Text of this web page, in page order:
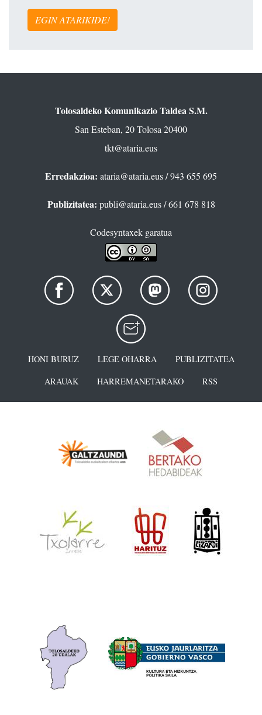
EGIN ATARIKIDE!
Tolosaldeko Komunikazio Taldea S.M.
San Esteban, 20 Tolosa 20400
tkt@ataria.eus
Erredakzioa: ataria@ataria.eus/ 943 655 695
Publizitatea: publi@ataria.eus/ 661 678 818
Codesyntaxek garatua
HONI BURUZ LEGE OHARRA
PUBLIZITATEA
ARAUAK
HARREMANETARAKO RSS